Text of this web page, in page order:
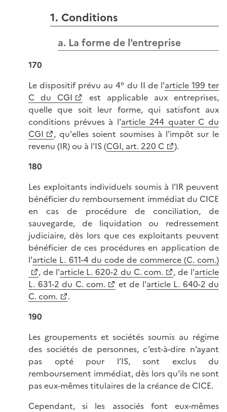
1. Conditions
a. La forme de l'entreprise
170
Le dispositif prévu au 4° du II de l'article 199 ter
C du CGI
est applicable aux entreprises,
quelle que soit leur forme, qui satisfont aux
conditions prévues à l'article 244 quater C du
CGI
, qu'elles soient soumises à l'impôt sur le
revenu (IR) ou à l'IS (CGI, art. 220 C
).
180
Les exploitants individuels soumis à l’IR peuvent
bénéficier du remboursement immédiat du CICE
en cas de procédure de conciliation, de
sauvegarde, de liquidation ou redressement
judiciaire, dès lors que ces exploitants peuvent
bénéficier de ces procédures en application de
l'article L. 611-4 du code de commerce (C. com.)
, de l'article L. 620-2 du C. com. , de l'article
L. 631-2 du C. com.
et de l'article L. 640-2 du
C. com.
.
190
Les groupements et sociétés soumis au régime
des sociétés de personnes, c’est-à-dire n’ayant
pas opté pour l’IS, sont exclus du
remboursement immédiat, dès lors qu’ils ne sont
pas eux-mêmes titulaires de la créance de CICE.
Cependant, si les associés font eux-mêmes